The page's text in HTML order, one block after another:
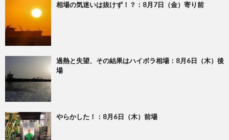
相場の気迷いは抜けず！？：8月7日（金）寄り前
過熱と失望、その結果はハイボラ相場：8月6日（木）後
場
やらかした！：8月6日（木）前場